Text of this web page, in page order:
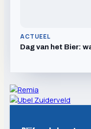
ACTUEEL
Dag van het Bier: